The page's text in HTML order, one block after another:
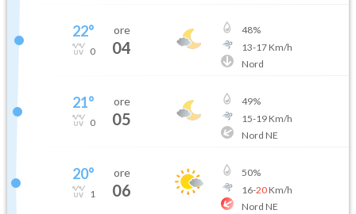
22°
0
ore
04
48%
13-17Km/h
Nord
21°
0
ore
05
49%
15-19Km/h
Nord NE
20°
1
ore
06
50%
16-20Km/h
Nord NE